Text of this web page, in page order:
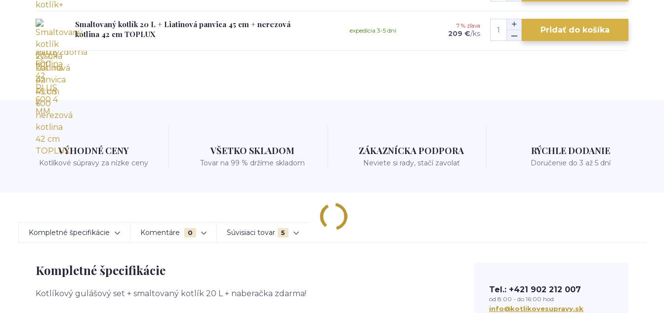
Smaltovaný kotlík 20 L + Liatinová panvica 45 cm + nerezová
kotlina 42 cm TOPLUX
7 % zľava
209 €/ks
expedícia 3-5 dní Pridať do košíka
VÝHODNÉ CENY
Kotlíkové súpravy za nízke ceny
VŠETKO SKLADOM
Tovar na 99 % držíme skladom
ZÁKAZNÍCKA PODPORA
Neviete si rady, stačí zavolať
RÝCHLE DODANIE
Doručenie do 3 až 5 dní
Kompletné špecifikácie Komentáre 0 Súvisiaci tovar 5
Kompletné špecifikácie
Kotlíkový gulášový set + smaltovaný kotlík 20 L + naberačka zdarma! Tel.: +421 902 212 007
od 8:00 - do 16:00 hod
info@kotlikovesupravy.sk